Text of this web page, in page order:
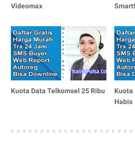
Videomax
Kuota Data Telkomsel 25 Ribu
Kuota
Habis